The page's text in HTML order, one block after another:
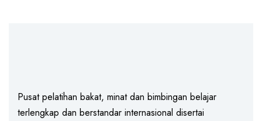
Pusat pelatihan bakat, minat dan bimbingan belajar
terlengkap dan berstandar internasional disertai